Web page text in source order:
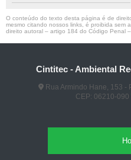
O conteúdo do texto desta página é de
mesmo citando nossos links, é proibida sem
direito autoral – artigo 184 do Código Penal –
Cintitec - Ambiental
Rua Armindo Hane, 153 -
CEP: 06210-090